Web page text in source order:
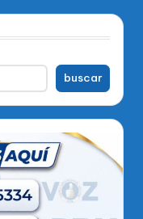
buscar